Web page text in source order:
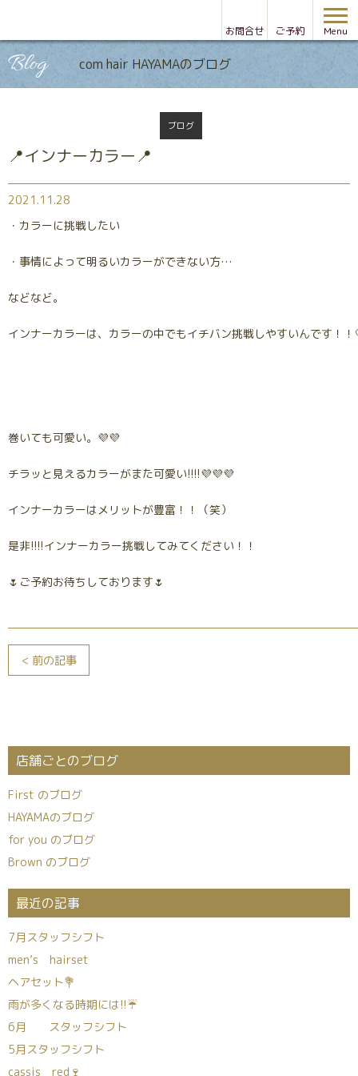
お問合せ ご予約 Menu
Blog com hair HAYAMAのブログ
ブログ
📍インナーカラー📍
2021.11.28
・カラーに挑戦したい
・事情によって明るいカラーができない方…
などなど。
インナーカラーは、カラーの中でもイチバン挑戦しやすいんです！！
巻いても可愛い。💜💜
チラッと見えるカラーがまた可愛い!!!!💜💜💜
インナーカラーはメリットが豊富！！（笑）
是非!!!!インナーカラー挑戦してみてください！！
🌷ご予約お待ちしております🌷
< 前の記事
店舗ごとのブログ
First のブログ
HAYAMAのブログ
for you のブログ
Brown のブログ
最近の記事
7月スタッフシフト
men’s hairset
ヘアセット💐
雨が多くなる時期には!!☔
6月 スタッフシフト
5月スタッフシフト
cassis red🍷